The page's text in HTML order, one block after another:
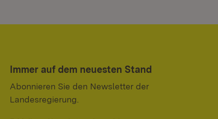
Immer auf dem neuesten Stand
Abonnieren Sie den Newsletter der
Landesregierung.